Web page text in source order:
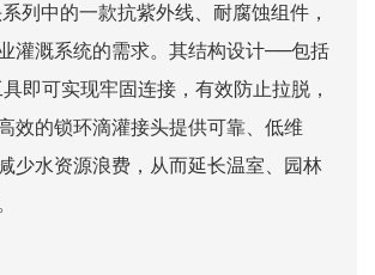
列中的一款抗紫外线、耐腐蚀组件，
灌溉系统的需求。其结构设计——包括
即可实现牢固连接，有效防止拉脱，
效的锁环滴灌接头提供可靠、低维
少水资源浪费，从而延长温室、园林